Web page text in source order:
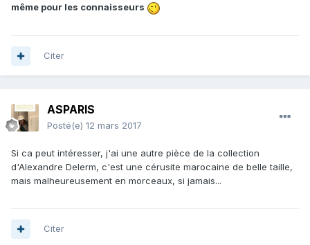
même pour les connaisseurs
Citer
ASPARIS
Posté(e) 12 mars 2017
Si ca peut intéresser, j'ai une autre pièce de la collection
d'Alexandre Delerm, c'est une cérusite marocaine de belle taille,
mais malheureusement en morceaux, si jamais...
Citer